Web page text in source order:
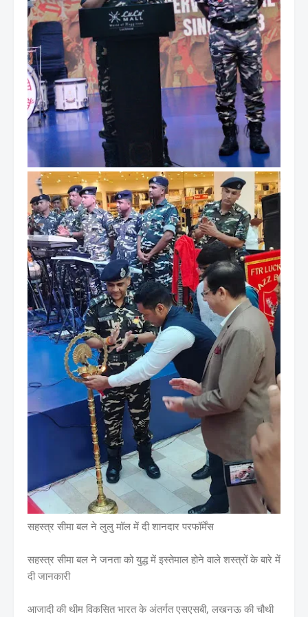
सहस्त्र सीमा बल ने लुलु मॉल में दी शानदार परफॉर्मेंस
सहस्त्र सीमा बल ने जनता को युद्ध में इस्तेमाल होने वाले शस्त्रों के बारे में
दी जानकारी
आजादी की थीम विकसित भारत के अंतर्गत एसएसबी, लखनऊ की चौथी